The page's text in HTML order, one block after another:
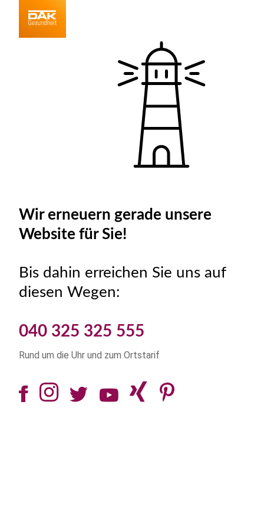
Wir erneuern gerade unsere
Website für Sie!
Bis dahin erreichen Sie uns auf
diesen Wegen:
040 325 325 555
Rund um die Uhr und zum Ortstarif